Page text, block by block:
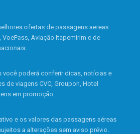
ofertas de passagens aereas
VoePass, Aviação Itapemirim e de
poderá conferir dicas, notícias e
de viagens CVC, Groupon, Hotel
em promoção.
e os valores das passagens aéreas
a alterações sem aviso prévio.